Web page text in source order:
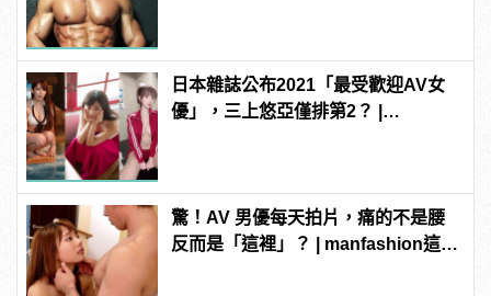
日本雜誌公布2021「最受歡迎AV女
優」，三上悠亞僅排第2？ |
驚！AV 男優每天拍片，痛的不是腰
反而是「這裡」？ | manfashion這樣